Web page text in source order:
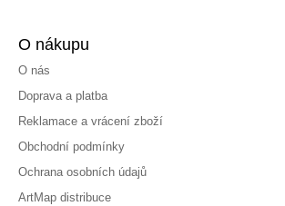
O nákupu
O nás
Doprava a platba
Reklamace a vrácení zboží
Obchodní podmínky
Ochrana osobních údajů
ArtMap distribuce